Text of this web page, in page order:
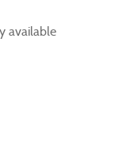
available